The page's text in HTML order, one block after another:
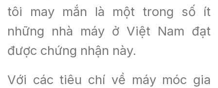
tôi may mắn là một trong số ít
những nhà máy ở Việt Nam đạt
được chứng nhận này.
Với các tiêu chí về máy móc gia